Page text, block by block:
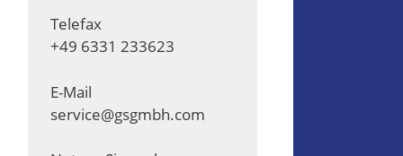
Telefax
+49 6331 233623
E-Mail
service@gsgmbh.com